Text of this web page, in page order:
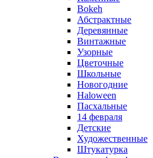
Bokeh
Абстрактные
Деревянные
Винтажные
Узорные
Цветочные
Школьные
Новогодние
Haloween
Пасхальные
14 февраля
Детские
Художественные
Штукатурка